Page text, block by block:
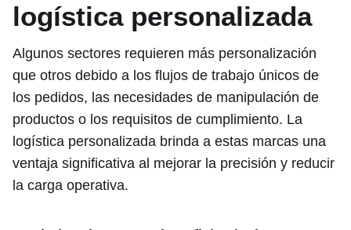
logística personalizada
Algunos sectores requieren más personalización
que otros debido a los flujos de trabajo únicos de
los pedidos, las necesidades de manipulación de
productos o los requisitos de cumplimiento. La
logística personalizada brinda a estas marcas una
ventaja significativa al mejorar la precisión y reducir
la carga operativa.